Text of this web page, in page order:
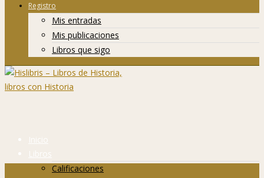
Registro
Mis entradas
Mis publicaciones
Libros que sigo
Inicio
Libros
Calificaciones